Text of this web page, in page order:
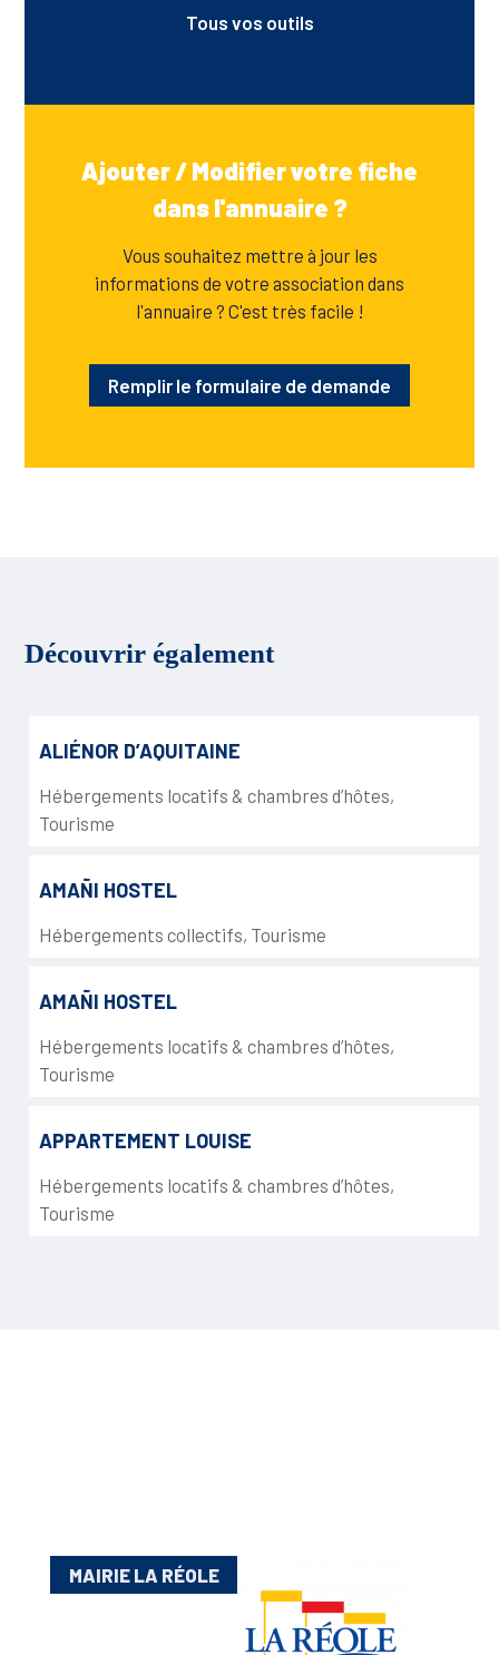
Tous vos outils
Ajouter / Modifier votre fiche
dans l'annuaire ?
Vous souhaitez mettre à jour les
informations de votre association dans
l'annuaire ? C'est très facile !
Remplir le formulaire de demande
Découvrir également
ALIÉNOR D’AQUITAINE
Hébergements locatifs & chambres d’hôtes,
Tourisme
AMAÑI HOSTEL
Hébergements collectifs, Tourisme
AMAÑI HOSTEL
Hébergements locatifs & chambres d’hôtes,
Tourisme
APPARTEMENT LOUISE
Hébergements locatifs & chambres d’hôtes,
Tourisme
MAIRIE LA RÉOLE